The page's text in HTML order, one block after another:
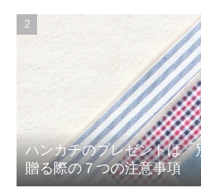
ハンカチのプレゼントは「
贈る際の７つの注意事項